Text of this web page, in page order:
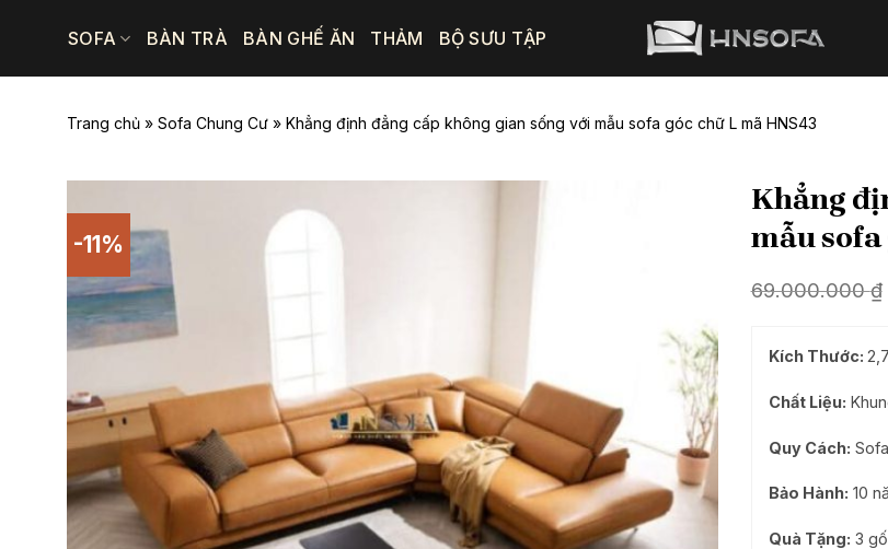
SOFA BÀN TRÀ BÀN GHẾ ĂN THẢM BỘ SƯU TẬP
Trang chủ» Sofa Chung Cư» Khẳng định đẳng cấp không gian sống với mẫu sofa góc chữ L mã HNS43
-11%
Khẳng
mẫu sofa
69.000.000₫
Kích Thước:
Chất Liệu:
Quy Cách:
Bảo Hành: 10
Quà Tặng: 3